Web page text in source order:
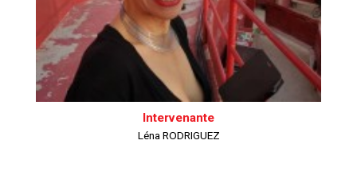
Intervenante
Léna RODRIGUEZ